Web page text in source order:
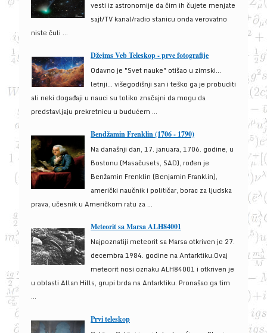
vesti iz astronomije da čim ih čujete menjate
sajt/TV kanal/radio stanicu onda verovatno
niste čuli ...
Džejms Veb Teleskop - prve fotografije
Odavno je "Svet nauke" otišao u zimski...
letnji... višegodišnji san i teško ga je probuditi
ali neki događaji u nauci su toliko značajni da mogu da
predstavljaju prekretnicu u budućem ...
Bendžamin Frenklin (1706 - 1790)
Na današnji dan, 17. januara, 1706. godine, u
Bostonu (Masačusets, SAD), rođen je
Benžamin Frenklin (Benjamin Franklin),
američki naučnik i političar, borac za ljudska
prava, učesnik u Američkom ratu za ...
Meteorit sa Marsa ALH84001
Najpoznatiji meteorit sa Marsa otkriven je 27.
decembra 1984. godine na Antarktiku.Ovaj
meteorit nosi oznaku ALH84001 i otkriven je
u oblasti Allan Hills, grupi brda na Antarktiku. Pronašao ga tim
...
Prvi teleskop